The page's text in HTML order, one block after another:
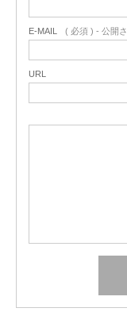
E-MAIL ( 必須 ) - 公開
URL